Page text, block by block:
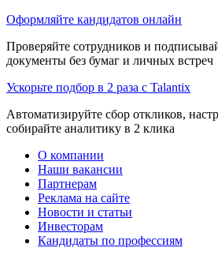
Оформляйте кандидатов онлайн
Проверяйте сотрудников и
документы без бумаг и личных встреч
Ускорьте подбор в 2 раза с Talantix
Автоматизируйте сбор откликов,
собирайте аналитику в 2 клика
О компании
Наши вакансии
Партнерам
Реклама на сайте
Новости и статьи
Инвесторам
Кандидаты по профессиям